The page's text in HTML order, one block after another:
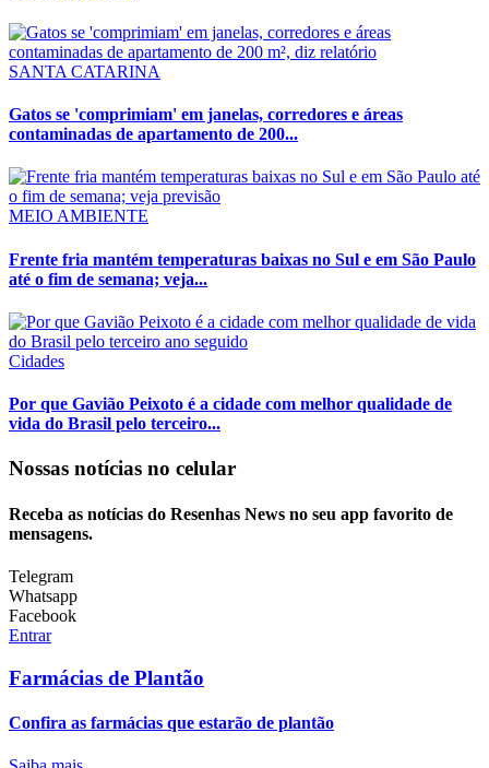
SANTA CATARINA
Gatos se 'comprimiam' em janelas, corredores e áreas
contaminadas de apartamento de 200...
MEIO AMBIENTE
Frente fria mantém temperaturas baixas no Sul e em São Paulo
até o fim de semana; veja...
Cidades
Por que Gavião Peixoto é a cidade com melhor qualidade de
vida do Brasil pelo terceiro...
Nossas notícias no celular
Receba as notícias do Resenhas News no seu app favorito de
mensagens.
Telegram
Whatsapp
Facebook
Entrar
Farmácias de Plantão
Confira as farmácias que estarão de plantão